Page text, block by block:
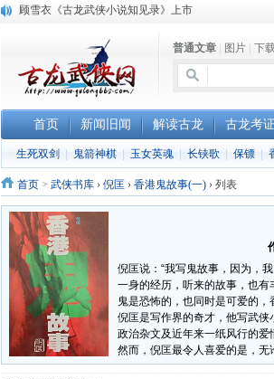
顾雪衣《古龙武侠小说知见录》上市
《古龙小说原貌探究》修订版已上市普通文章 图片 下
首页 新闻旧闻 解读古龙 古龙考
生死双剑 鬼箭神棋 玉女英魂 长铗歌 保镖
首页 > 武侠书库 › 倪匡 › 香港鬼故事(一) › 列表
倪匡说：“我写鬼故事，因为，
一身的经历，听来的故事，也有
鬼是恐怖的，也同时是可爱的，
倪匡是写作界的奇才，他写武
政治杂文及近年来一纸风行的爱
然而，倪匡最令人喜爱的是，无